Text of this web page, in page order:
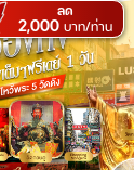
ลด
2,000บาท/ท่าน